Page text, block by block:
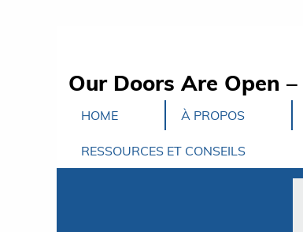
Our Doors Are Open
HOME À PROPOS
RESSOURCES ET CONSEILS